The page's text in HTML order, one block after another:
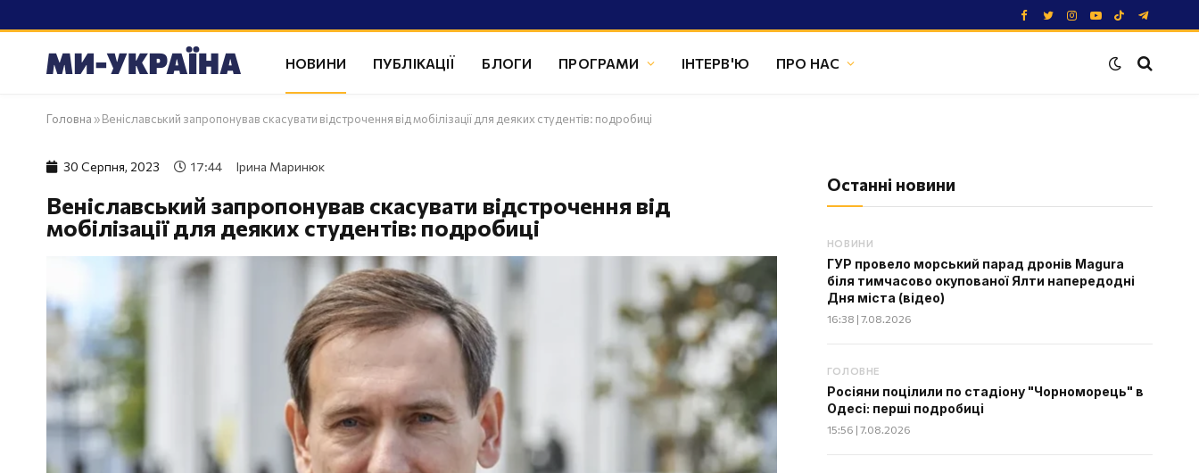
Facebook
TwitterInstagram
YouTube
TikTokTelegram
НОВИНИ ПУБЛІКАЦІЇ БЛОГИ ПРОГРАМИ ІНТЕРВ'Ю ПРО НАС
Головна »Веніславський запропонував скасувати відстрочення від мобілізації для деяких студентів: подробиці
30 Серпня, 2023 17:44 Ірина Маринюк
Веніславський запропонував скасувати відстрочення від
мобілізації для деяких студентів: подробиці
Останні новини
НОВИНИ
ГУР провело морський парад дронів Magura
біля тимчасово окупованої Ялти напередодні
Дня міста (відео)
16:38 | 7.08.2026
ГОЛОВНЕ
Росіяни поцілили по стадіону "Чорноморець" в
Одесі: перші подробиці
15:56 | 7.08.2026